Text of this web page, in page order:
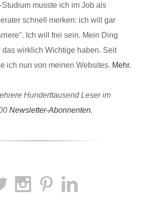
musste ich im Job als
schnell merken: ich will gar
Ich will frei sein. Mein Ding
das wirklich Wichtige haben. Seit
ich nun von meinen Websites. Mehr.
Hunderttausend Leser im
Newsletter-Abonnenten.